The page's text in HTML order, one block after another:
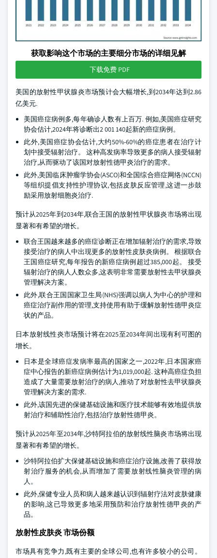
获取影响这个市场的主要细分市场的详细见解
下载免费 PDF
美国的放射性甲状腺炎市场预计会大幅增长,到2034年达到2.86
亿美元.
美国癌症病例多,每年确诊人数有上百万. 例如,美国癌症研究
协会估计,2024年将诊断出2 001 140起新的癌症病例。
此外,美国癌症协会估计,大约50%-60%的癌症患者在治疗计
划中接受辐射治疗。 这种高发病率导致更多的病人接受辐射
治疗,从而驱动了该国对放射性德甲炎治疗的需求。
此外,美国临床肿瘤学协会(ASCO)和全国综合癌症网络(NCCN)
等组织提倡支持性护理协议,包括皮肤反应管理,这进一步鼓
励采用放射细胞炎治疗.
预计从2025年到2034年,联合王国的放射性甲状腺炎市场将出现
显著和有希望的增长。
联合王国越来越多的癌症诊断正在增加辐射治疗的需求,导致
接受治疗的病人中出现更多的放射性皮肤炎病例。 根据联合
王国癌症研究,每年报告的新癌症病例超过385,000起。 接受
辐射治疗的病人人数众多,这表明非常需要放射性去甲状腺炎
管理解决方案。
此外,联合王国国家卫生局(NHS)强调以病人为中心的护理和
癌症治疗副作用的管理,支持使用有助于缓解放射性德甲炎症
状的产品。
日本放射线性炎市场预计将在2025至2034年间出现有利可图的
增长。
日本是全球癌症发病率最高的国家之一,2022年,日本国家癌
症中心报告的新癌症病例估计为1,019,000起. 这种高癌症负担
造成了大量需要放射治疗的病人,推动了对放射性去甲状腺炎
管理解决方案的需求.
此外,该国先进的保健基础设施和医疗技术能够有效地提供放
射治疗和辅助性治疗,包括治疗放射性德甲炎。
预计从2025年至2034年,沙特阿拉伯的放射线性脑炎市场将出现
显著和有希望的增长。
沙特阿拉伯扩大保健基础设施和癌症治疗设施,改善了获得放
射治疗服务的机会,从而增加了需要放射线性脑炎管理的病
人。
此外,保健专业人员和病人越来越认识到辐射疗法对皮肤健康
的影响,这已导致更多地采用预防和治疗放射性德甲炎的产
品。
放射性皮肤炎 市场份额
市场具有竞争力,既有主要的全球公司,也有许多较小的公司。